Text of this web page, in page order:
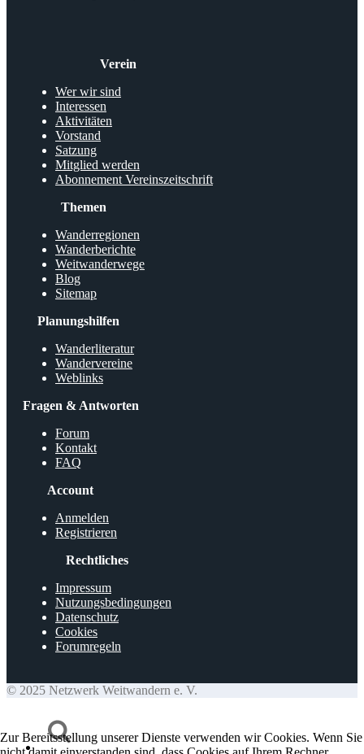
Verein
Wer wir sind
Interessen
Aktivitäten
Vorstand
Satzung
Mitglied werden
Abonnement Vereinszeitschrift
Themen
Wanderregionen
Wanderberichte
Weitwanderwege
Blog
Sitemap
Planungshilfen
Wanderliteratur
Wandervereine
Weblinks
Fragen & Antworten
Forum
Kontakt
FAQ
Account
Anmelden
Registrieren
Rechtliches
Impressum
Nutzungsbedingungen
Datenschutz
Cookies
Forumregeln
© 2025 Netzwerk Weitwandern e. V.
Zur Bereitsstellung unserer Dienste verwenden wir Cookies. Wenn Sie